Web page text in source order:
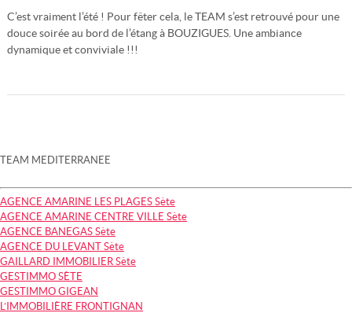
C’est vraiment l’été ! Pour fêter cela, le TEAM s’est retrouvé pour une
douce soirée au bord de l’étang à BOUZIGUES. Une ambiance
dynamique et conviviale !!!
TEAM MEDITERRANEE
AGENCE AMARINE LES PLAGES Sète
AGENCE AMARINE CENTRE VILLE Sète
AGENCE BANEGAS Sète
AGENCE DU LEVANT Sète
GAILLARD IMMOBILIER Sète
GESTIMMO SÈTE
GESTIMMO GIGEAN
L’IMMOBILIÈRE FRONTIGNAN